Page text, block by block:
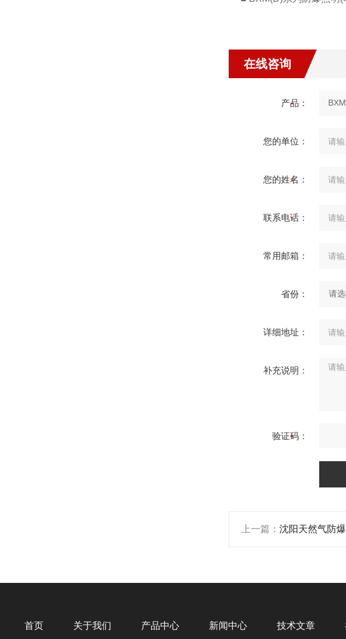
在线咨询
产品：
您的单位：
您的姓名：
联系电话：
常用邮箱：
省份：
详细地址：
补充说明：
验证码：
上一篇： 沈阳天然气防
首页 关于我们 产品中心 新闻中心 技术文章